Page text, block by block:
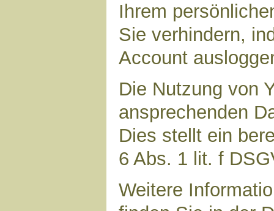
Ihrem
Sie verhindern,
Account
Die Nutzung von
ansprechenden
Dies stellt ein
6 Abs. 1 lit. f
Weitere